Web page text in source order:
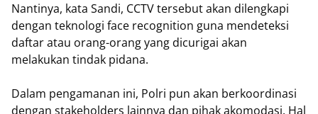
Nantinya, kata Sandi, CCTV tersebut akan dilengkapi
dengan teknologi face recognition guna mendeteksi
daftar atau orang-orang yang dicurigai akan
melakukan tindak pidana.
Dalam pengamanan ini, Polri pun akan berkoordinasi
dengan stakeholders lainnya dan pihak akomodasi. Hal